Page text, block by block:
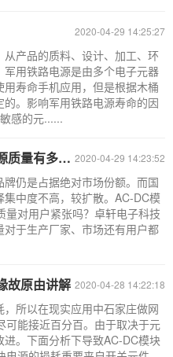
2020-04-29 14:25:27
产品的质料、设计、加工、环
用铁路电源是由多个电子元器
寿命手机应用，但是根据木桶
。影响军用铁路电源寿命的因
感的元......
2020-04-29 14:23:52
有多紧张
仍是占据绝对市场份额。而国
中度不高，较扩散。AC-DC模
对用户紧张吗？卓轩电子科技
于生产厂家、市场还有用户都
2020-04-28 14:22:18
故原由讲解
所以在现实应用中石家庄做网
可能接近百分百。由于取决于元
。下面分析下导致AC-DC模块